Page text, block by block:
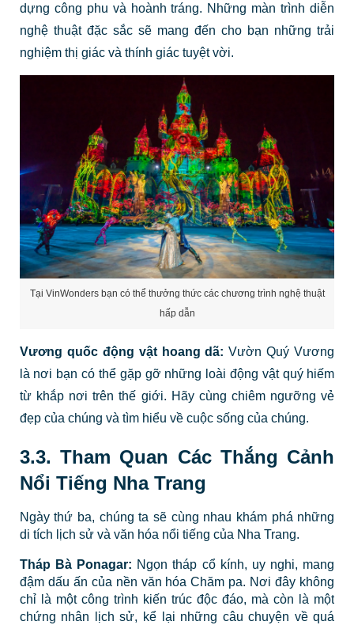
dựng công phu và hoành tráng. Những màn trình diễn
nghệ thuật đặc sắc sẽ mang đến cho bạn những trải
nghiệm thị giác và thính giác tuyệt vời.
Tại VinWonders bạn có thể thưởng thức các chương trình nghệ thuật
hấp dẫn
Vương quốc động vật hoang dã:Vườn Quý Vương
là nơi bạn có thể gặp gỡ những loài động vật quý hiếm
từ khắp nơi trên thế giới. Hãy cùng chiêm ngưỡng vẻ
đẹp của chúng và tìm hiểu về cuộc sống của chúng.
3.3. Tham Quan Các Thắng Cảnh
Nổi Tiếng Nha Trang
Ngày thứ ba, chúng ta sẽ cùng nhau khám phá những
di tích lịch sử và văn hóa nổi tiếng của Nha Trang.
Tháp Bà Ponagar: Ngọn tháp cổ kính, uy nghi, mang
đậm dấu ấn của nền văn hóa Chăm pa. Nơi đây không
chỉ là một công trình kiến trúc độc đáo, mà còn là một
chứng nhân lịch sử, kể lại những câu chuyện về quá